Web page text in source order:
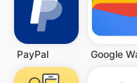
PayPal